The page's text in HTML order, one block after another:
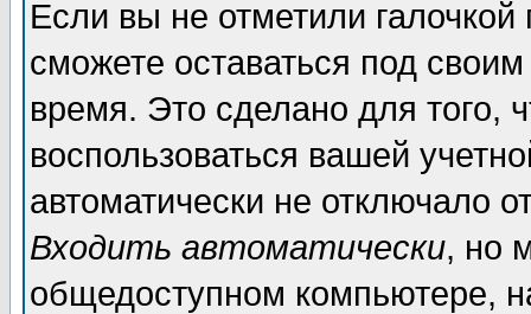
Если вы не отметили галочкой
сможете оставаться под
время. Это сделано для того,
воспользоваться вашей
автоматически не отключало
Входить автоматически, но
общедоступном компьютере,